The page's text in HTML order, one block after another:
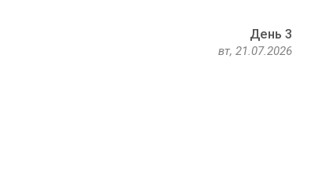
День 3
вт, 21.07.2026